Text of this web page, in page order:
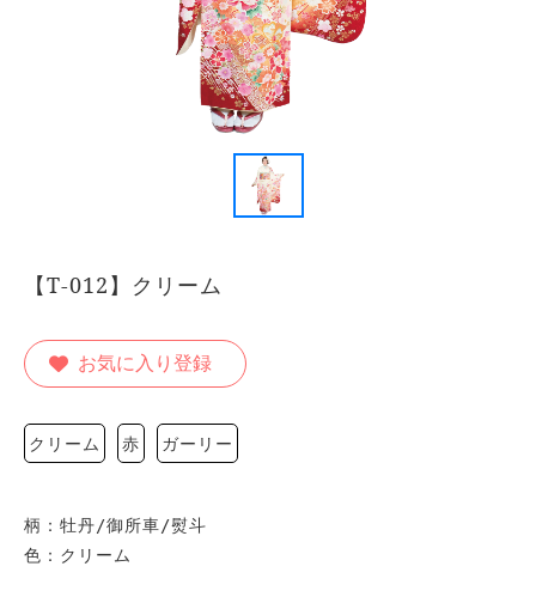
【T-012】クリーム
お気に入り登録
クリーム 赤 ガーリー
柄：牡丹/御所車/熨斗
色：クリーム